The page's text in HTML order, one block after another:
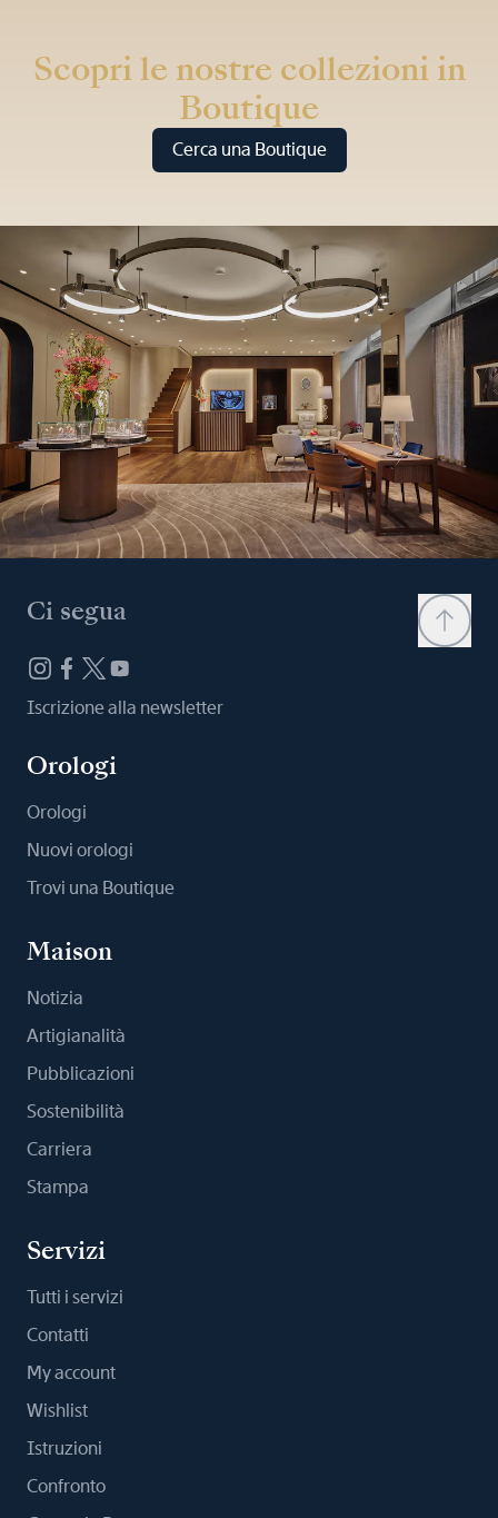
Scopri le nostre collezioni in
Boutique
Cerca una Boutique
Ci segua
Iscrizione alla newsletter
Orologi
Orologi
Nuovi orologi
Trovi una Boutique
Maison
Notizia
Artigianalità
Pubblicazioni
Sostenibilità
Carriera
Stampa
Servizi
Tutti i servizi
Contatti
My account
Wishlist
Istruzioni
Confronto